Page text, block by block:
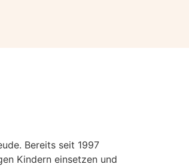
Bereits seit 1997
Kindern einsetzen und